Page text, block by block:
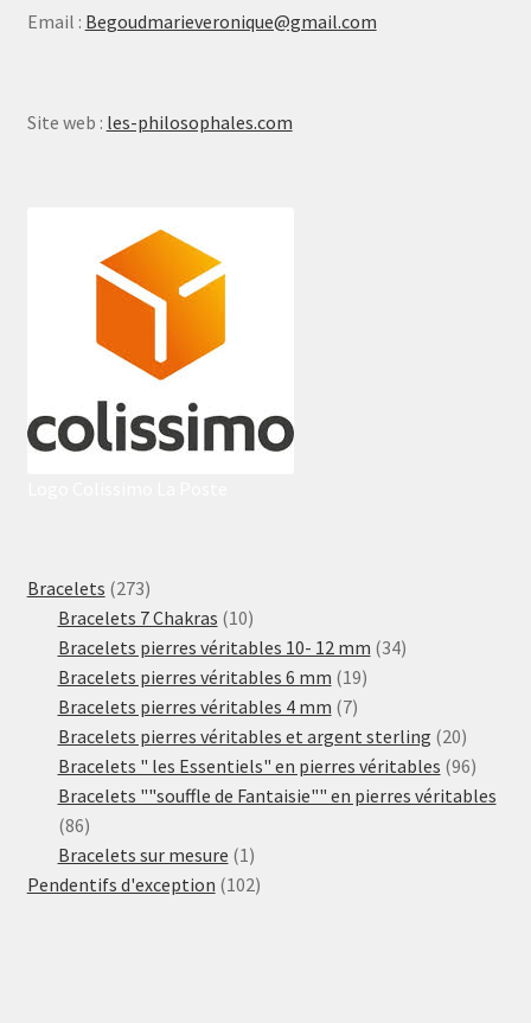
Email : Begoudmarieveronique@gmail.com
Site web : les-philosophales.com
Bracelets 273273
produits
Bracelets 7 Chakras 1010
produits
Bracelets pierres véritables 10- 12 mm 3434
Bracelets pierres véritables 6 mm 1919
Bracelets pierres véritables 4 mm 77
produits
Bracelets pierres véritables et argent sterling 2020
produits
Bracelets " les Essentiels" en pierres véritables 9696
Bracelets ""souffle de Fantaisie"" en pierres véritables
8686
produits
Bracelets sur mesure 11
produit
Pendentifs d'exception 102102